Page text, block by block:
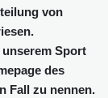
von
Sport
des
Fall zu nennen.